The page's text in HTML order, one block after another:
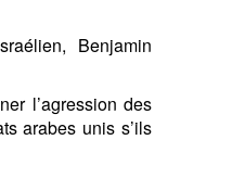
Benjamin
l’agression des
arabes unis s’ils